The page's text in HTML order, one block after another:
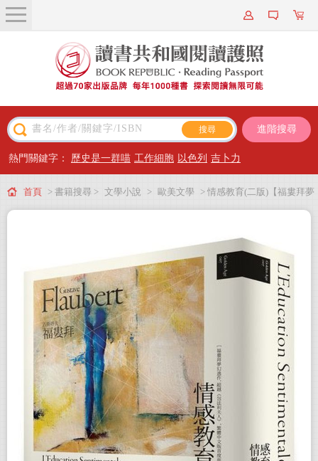
關於我們
近期新書
主題閱讀
出版專區
會員專屬
進階搜尋
熱門關鍵字： 歷史是一群喵 工作細胞 以色列 吉卜力
首頁 > 書籍搜尋 > 文學小說 > 歐美文學 > 情感教育(二版)【福婁拜夢